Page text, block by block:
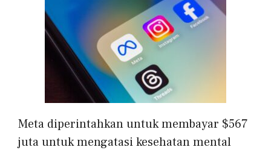
Meta diperintahkan untuk membayar $567
juta untuk mengatasi kesehatan mental